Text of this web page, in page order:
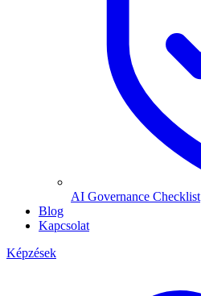
AI Governance Checklist
Blog
Kapcsolat
Képzések